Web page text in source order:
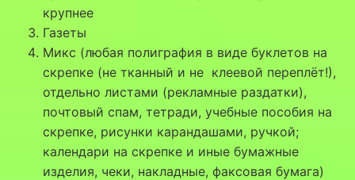
крупнее
Газеты
Микс (любая полиграфия в виде буклетов на
скрепке (не тканный и не клеевой переплёт!),
отдельно листами (рекламные раздатки),
почтовый спам, тетради, учебные пособия на
скрепке, рисунки карандашами, ручкой;
календари на скрепке и иные бумажные
изделия, чеки, накладные, факсовая бумага)